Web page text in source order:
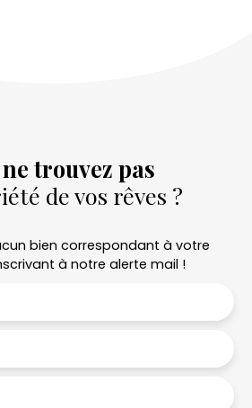
trouvez pas
de vos rêves ?
bien correspondant à votre
à notre alerte mail !